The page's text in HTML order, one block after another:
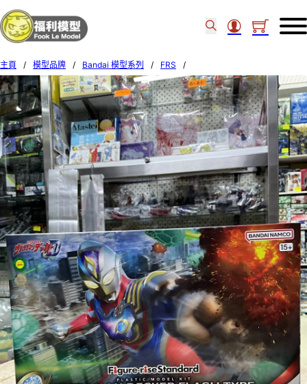
主頁 / 模型品牌 / Bandai 模型系列 / FRS
/
Bandai Figure-rise Standard ULTRAMAN DECKER FLASH TYPE 653147